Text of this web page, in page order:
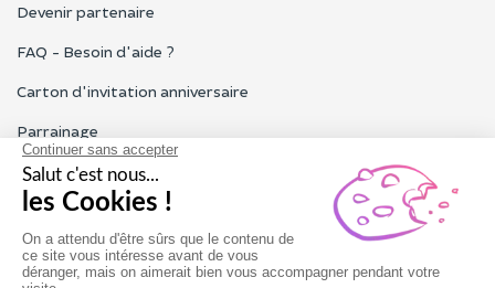
Devenir partenaire
FAQ - Besoin d'aide ?
Carton d'invitation anniversaire
Parrainage
Tous les avis Funbooker
Particuliers, entreprises, professionnels
Notre service client est ouvert du lundi au vendredi de 9h à 18h